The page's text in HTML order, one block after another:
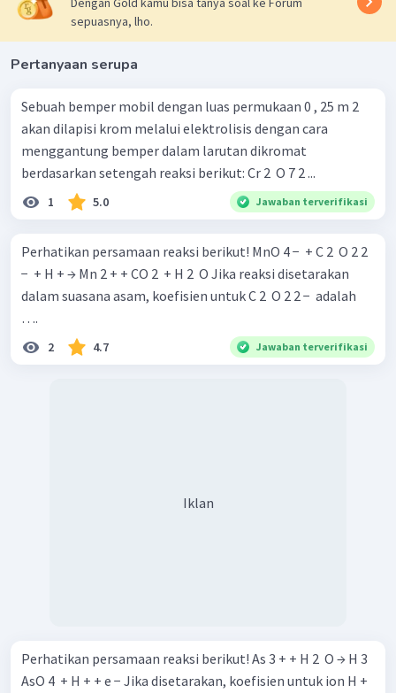
Volume
sepuasnya, lho.
Pertanyaan serupa
Sebuah bemper mobil dengan luas permukaan 0 , 25 m 2
akan dilapisi krom melalui elektrolisis dengan cara
menggantung bemper dalam larutan dikromat
berdasarkan setengah reaksi berikut: Cr 2 ​ O 7 2 ...
1 5.0 Jawaban terverifikasi
Perhatikan persamaan reaksi berikut! MnO 4 − ​ + C 2 ​ O 2 2
− ​ + H + → Mn 2 + + CO 2 ​ + H 2 ​ O Jika reaksi disetarakan
dalam suasana asam, koefisien untuk C 2 ​ O 2 2 − ​ adalah
….
2 4.7 Jawaban terverifikasi
Iklan
Perhatikan persamaan reaksi berikut! As 3 + + H 2 ​ O → H 3 ​
AsO 4 ​ + H + + e − Jika disetarakan, koefisien untuk ion H +